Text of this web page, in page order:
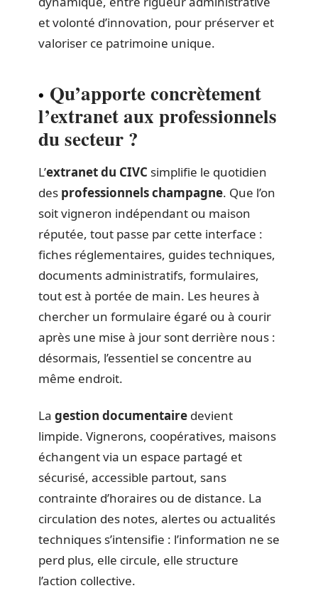
et volonté d’innovation, pour préserver et
valoriser ce patrimoine unique.
Qu’apporte concrètement
l’extranet aux professionnels
du secteur ?
L’extranet du CIVC simplifie le quotidien
des professionnels champagne. Que l’on
soit vigneron indépendant ou maison
réputée, tout passe par cette interface :
fiches réglementaires, guides techniques,
documents administratifs, formulaires,
tout est à portée de main. Les heures à
chercher un formulaire égaré ou à courir
après une mise à jour sont derrière nous :
désormais, l’essentiel se concentre au
même endroit.
La gestion documentaire devient
limpide. Vignerons, coopératives, maisons
échangent via un espace partagé et
sécurisé, accessible partout, sans
contrainte d’horaires ou de distance. La
circulation des notes, alertes ou actualités
techniques s’intensifie : l’information ne se
perd plus, elle circule, elle structure
l’action collective.